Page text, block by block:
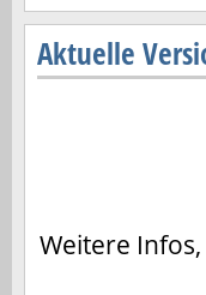
Aktuelle
Weitere